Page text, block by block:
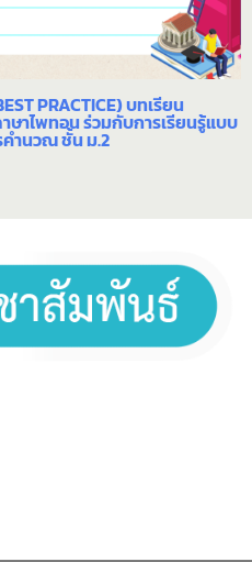
PRACTICE) บทเรียน
าไพทอน ร่วมกับการเรียนรู้แบบ
คำนวณ ชั้น ม.2